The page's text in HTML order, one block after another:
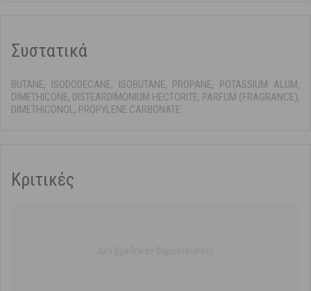
Συστατικά
BUTANE, ISODODECANE, ISOBUTANE, PROPANE, POTASSIUM ALUM,
DIMETHICONE, DISTEARDIMONIUM HECTORITE, PARFUM (FRAGRANCE),
DIMETHICONOL, PROPYLENE CARBONATE.
Κριτικές